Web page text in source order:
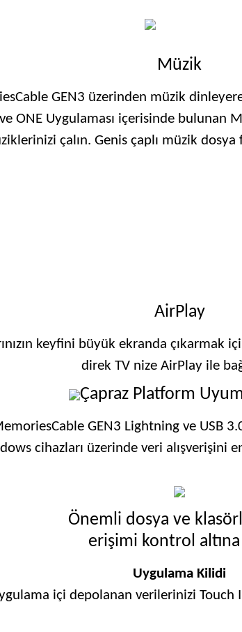
Müzik
GEN3 üzerinden müzik
ONE Uygulaması içerisinde bulunan
çalın. Genis çaplı müzik
AirPlay
keyfini büyük ekranda çıkarmak
direk TV nize AirPlay ile
Çapraz Platform
GEN3 Lightning ve USB
cihazları üzerinde veri alışverişini
Önemli dosya ve
erişimi kontrol altına
Uygulama Kilidi
içi depolanan verilerinizi Touch